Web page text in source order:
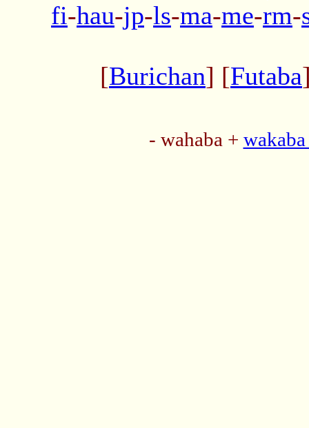
fi-hau-jp-ls-ma-me-rm-
[Burichan] [Futaba
- wahaba +